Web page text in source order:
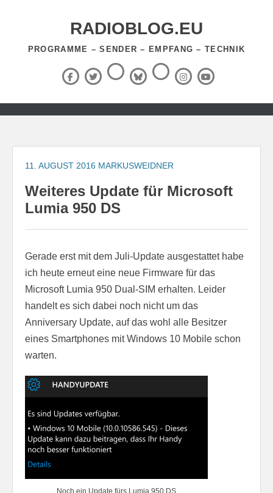
RADIOBLOG.EU
PROGRAMME – SENDER – EMPFANG – TECHNIK
Facebook
X
(Twitter)
ThreadsBlueSky
RSS-
Feed InstagramYouTube
Zum
springen
11. AUGUST 2016 MARKUSWEIDNER
Weiteres Update für Microsoft
Lumia 950 DS
Gerade erst mit dem Juli-Update ausgestattet habe
ich heute erneut eine neue Firmware für das
Microsoft Lumia 950 Dual-SIM erhalten. Leider
handelt es sich dabei noch nicht um das
Anniversary Update, auf das wohl alle Besitzer
eines Smartphones mit Windows 10 Mobile schon
warten.
Noch ein Update fürs Lumia 950 DS